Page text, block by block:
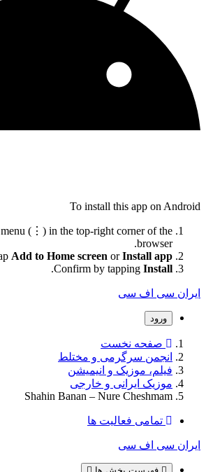
To install this app on Android
(⋮) in the top-right corner of the
browser.
Add to Home screen orInstall app
Confirm by tapping Install
.
ایران سی اف سی
ورود
صفحه نخست
انجمن سرگرمی و مختلط
فیلم، موزیک و انیمیشن
موزیک ایرانی و خارجی
Shahin Banan – Nure Cheshmam
تمامی فعالیت ها
ایران سی اف سی